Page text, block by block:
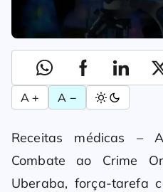
A + A −
Receitas médicas –
Combate ao Crime
Uberaba, força-tarefa